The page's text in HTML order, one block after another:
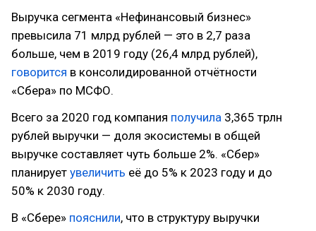
Выручка сегмента «Нефинансовый бизнес»
превысила 71 млрд рублей — это в 2,7 раза
больше, чем в 2019 году (26,4 млрд рублей),
говорится в консолидированной отчётности
«Сбера» по МСФО.
Всего за 2020 год компания получила 3,365 трлн
рублей выручки — доля экосистемы в общей
выручке составляет чуть больше 2%. «Сбер»
планирует увеличить её до 5% к 2023 году и до
50% к 2030 году.
В «Сбере» пояснили, что в структуру выручки